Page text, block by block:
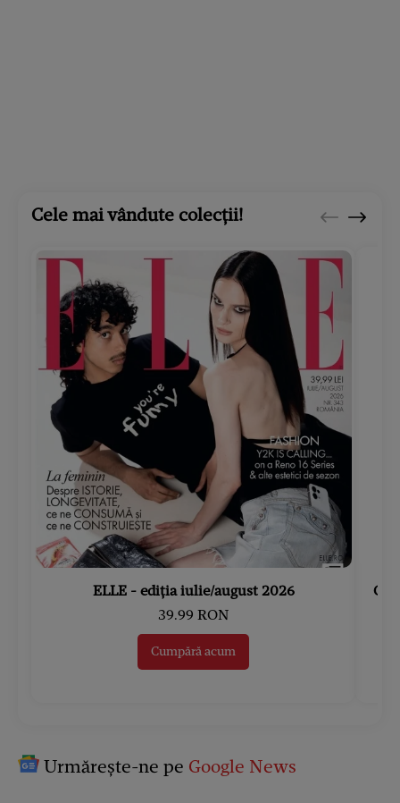
Cele mai vândute colecții!
ELLE - ediția iulie/august 2026
39.99 RON
Cumpără acum
Urmărește-ne pe Google News